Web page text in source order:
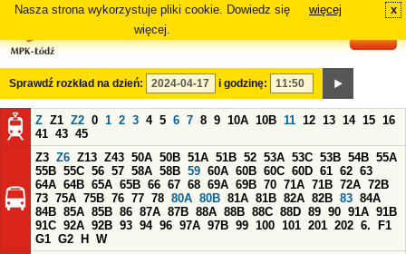
Nasza strona wykorzystuje pliki cookie. Dowiedz się
więcej.
więcej x
Sprawdź rozkład na dzień: i godzinę:
Z Z1 Z2 0 1 2 3 4 5 6 7 8 9 10A 10B 11 12 13 14 15 16
41 43 45
Z3 Z6 Z13 Z43 50A 50B 51A 51B 52 53A 53C 53B 54B 55A
55B 55C 56 57 58A 58B 59 60A 60B 60C 60D 61 62 63
64A 64B 65A 65B 66 67 68 69A 69B 70 71A 71B 72A 72B
73 75A 75B 76 77 78 80A 80B 81A 81B 82A 82B 83 84A
84B 85A 85B 86 87A 87B 88A 88B 88C 88D 89 90 91A 91B
91C 92A 92B 93 94 96 97A 97B 99 100 101 201 202 6.
F1
G1 G2 H
W